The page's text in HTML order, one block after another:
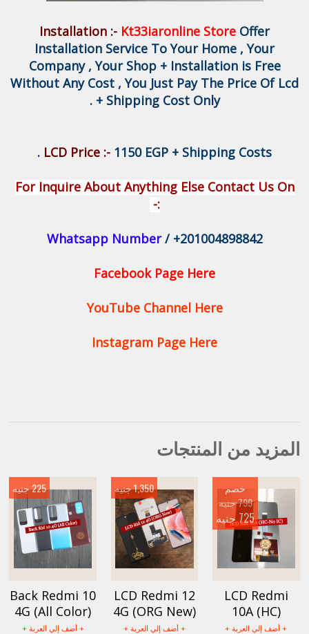
Installation :- Kt33iaronline Store Offer
Installation Service To Your Home , Your
Company , Your Shop + Installation is Free
Without Any Cost , You Just Pay The Price Of Lcd
+ Shipping Cost Only .
LCD Price :- 1150 EGP + Shipping Costs .
For Inquire About Anything Else Contact Us On
:-
Whatsapp Number/ +201004898842
Facebook Page Here
YouTube Channel Here
Instagram Page Here
المزيد من المنتجات
LCD Redmi
10A (HC)
+ أضف إلي العربة +
خصم
799 جنيه
725 جنيه
LCD Redmi 12
4G (ORG New)
+ أضف إلي العربة +
1,350 جنيه
Back Redmi 10
4G (All Color)
+ أضف إلي العربة +
225 جنيه